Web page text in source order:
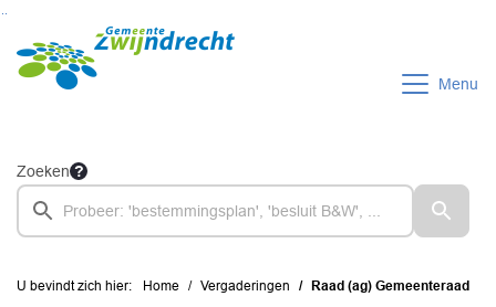
Ga naar de inhoud van deze pagina
Ga naar het zoeken
Ga naar het menu
Menu
Zoeken
U bevindt zich hier: Home Vergaderingen Raad (ag) Gemeenteraad